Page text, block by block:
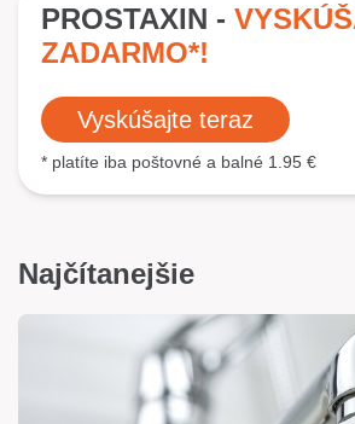
PROSTAXIN -
ZADARMO*!
Vyskúšajte teraz
* platíte iba poštovné a balné 1.95 €
Najčítanejšie